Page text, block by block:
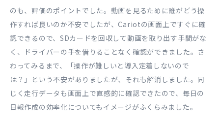
のも、評価のポイントでした。動画を見るために誰がどう操
作すれば良いのか不安でしたが、Cariotの画面上ですぐに確
認できるので、SDカードを回収して動画を取り出す手間がな
く、ドライバーの手を借りることなく確認ができました。さ
わってみるまで、「操作が難しいと導入定着しないので
は？」という不安がありましたが、それも解消しました。同
じく走行データも画面上で直感的に確認できたので、毎日の
日報作成の効率化についてもイメージがふくらみました。